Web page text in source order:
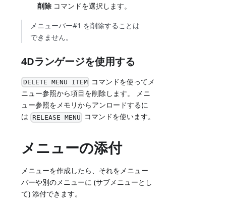
削除 コマンドを選択します。
メニューバー#1 を削除することは
できません。
4Dランゲージを使用する
DELETE MENU ITEM コマンドを使ってメ
ニュー参照から項目を削除します。 メニ
ュー参照をメモリからアンロードするに
は RELEASE MENU コマンドを使います。
メニューの添付
メニューを作成したら、それをメニュー
バーや別のメニューに (サブメニューとし
て) 添付できます。